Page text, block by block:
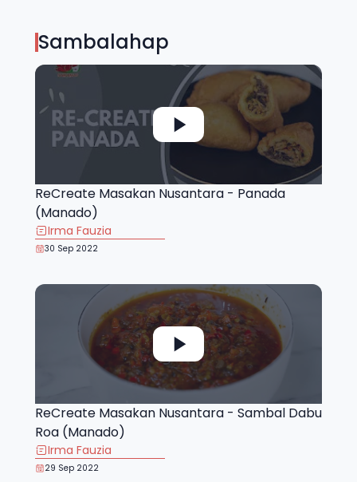
Sambalahap
ReCreate Masakan Nusantara - Panada
(Manado)
Irma Fauzia
30 Sep 2022
ReCreate Masakan Nusantara - Sambal Dabu
Roa (Manado)
Irma Fauzia
29 Sep 2022